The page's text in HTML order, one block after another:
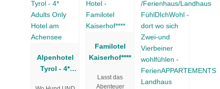
Alpenhotel
Tyrol - 4*
Familotel
Kaiserhof****
Lasst das
Abenteuer